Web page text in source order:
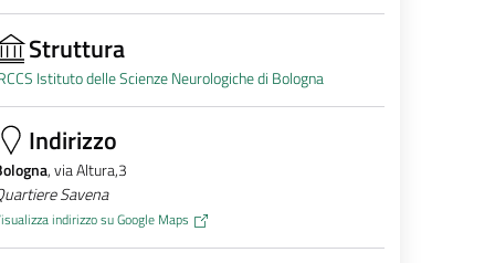
Struttura
Istituto delle Scienze Neurologiche di Bologna
Indirizzo
, via Altura,3
Savena
indirizzo su Google Maps